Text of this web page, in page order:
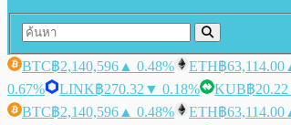
BTC฿2,140,596 ▲ 0.48% ETH฿63,114.00
0.67%
LINK฿270.32 ▼ 0.18% KUB฿20.22
BTC฿2,140,596 ▲ 0.48% ETH฿63,114.00